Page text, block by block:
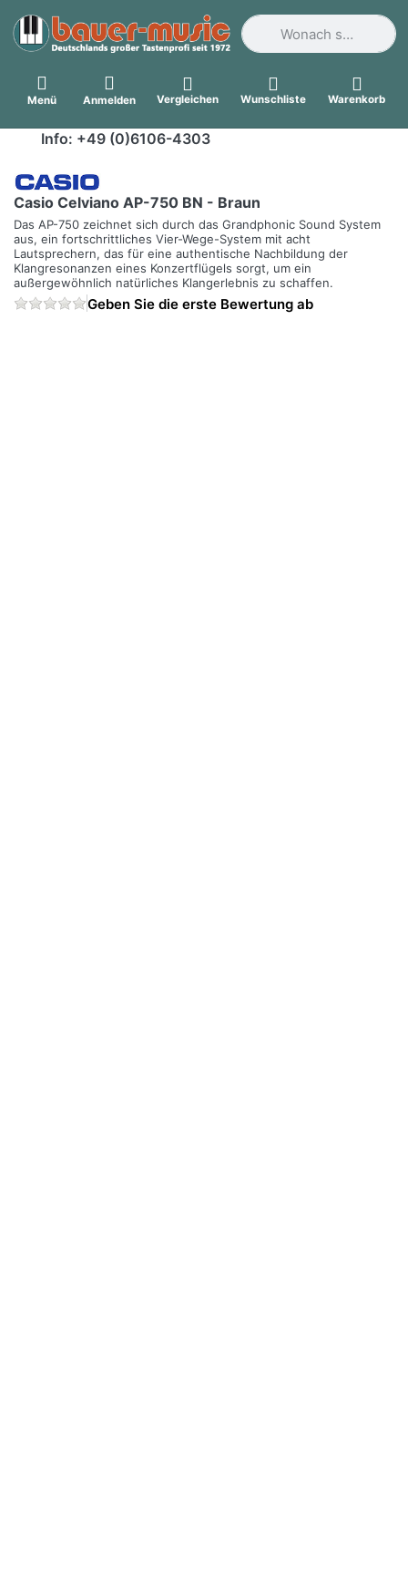
Geben Sie einen
Menü Anmelden Vergleichen Wunschliste Warenkorb
Info: +49 (0)6106-4303
Casio Celviano AP-750 BN - Braun
Das AP-750 zeichnet sich durch das Grandphonic Sound System
aus, ein fortschrittliches Vier-Wege-System mit acht
Lautsprechern, das für eine authentische Nachbildung der
Klangresonanzen eines Konzertflügels sorgt, um ein
außergewöhnlich natürliches Klangerlebnis zu schaffen.
Geben Sie die erste Bewertung ab